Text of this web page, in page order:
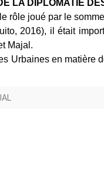
LA DIPLOMATIE
rôle joué par le
2016), il était
Majal.
Urbaines en matière